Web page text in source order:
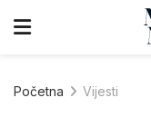
Početna Vijesti